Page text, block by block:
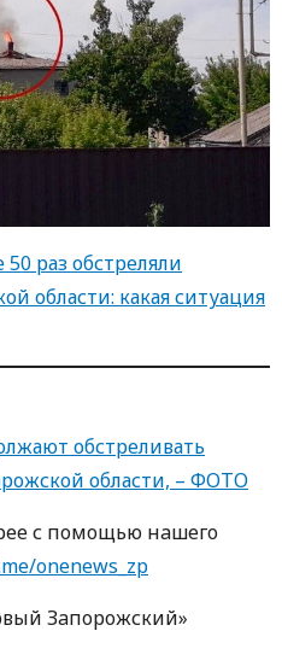
раз обстреляли
области: какая ситуация
обстреливать
области, – ФОТО
с пoмoщью нaшегo
onenews_zp
Зaпoрoжский»